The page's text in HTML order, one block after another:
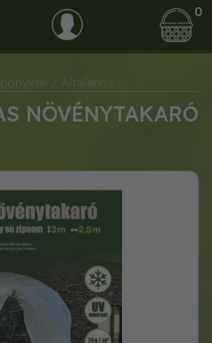
0
/ Általános
NÖVÉNYTAKARÓ